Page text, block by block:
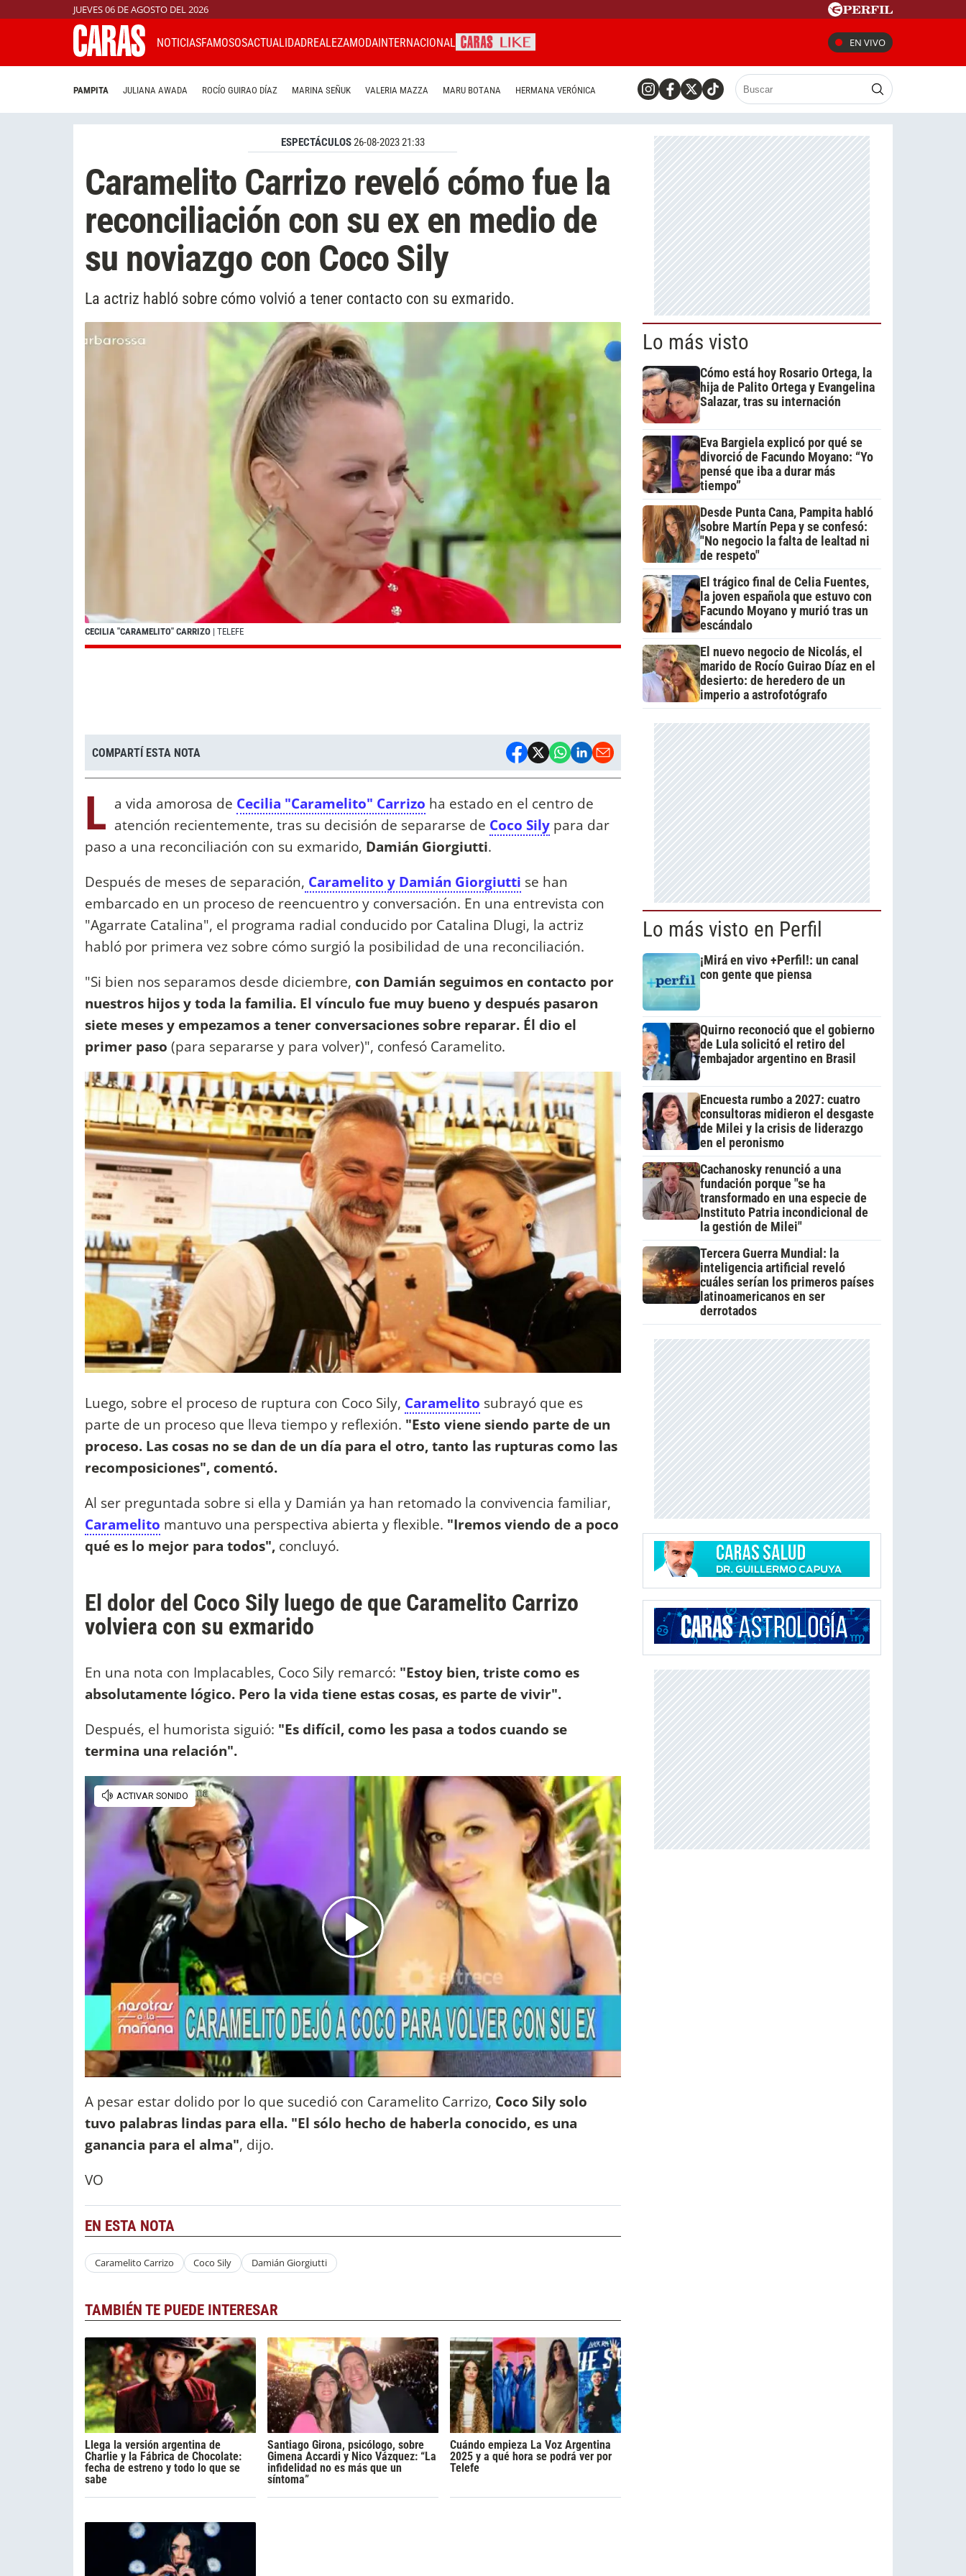
JUEVES 06 DE AGOSTO DEL 2026
NOTICIASFAMOSOSACTUALIDADREALEZAMODAINTERNACIONAL EN VIVO
PAMPITA JULIANA AWADA ROCÍO GUIRAO DÍAZ MARINA SEÑUK VALERIA MAZZA MARU BOTANA HERMANA VERÓNICA
ESPECTÁCULOS26-08-2023 21:33
Caramelito Carrizo reveló cómo fue la
reconciliación con su ex en medio de
su noviazgo con Coco Sily
La actriz habló sobre cómo volvió a tener contacto con su exmarido.
CECILIA "CARAMELITO" CARRIZO | TELEFE
COMPARTÍ ESTA NOTA
L a vida amorosa de Cecilia "Caramelito" Carrizo ha estado en el centro de
atención recientemente, tras su decisión de separarse de Coco Sily para dar
paso a una reconciliación con su exmarido, Damián Giorgiutti.
Después de meses de separación, Caramelito y Damián Giorgiutti se han
embarcado en un proceso de reencuentro y conversación. En una entrevista con
"Agarrate Catalina", el programa radial conducido por Catalina Dlugi, la actriz
habló por primera vez sobre cómo surgió la posibilidad de una reconciliación.
"Si bien nos separamos desde diciembre, con Damián seguimos en contacto por
nuestros hijos y toda la familia. El vínculo fue muy bueno y después pasaron
siete meses y empezamos a tener conversaciones sobre reparar. Él dio el
primer paso (para separarse y para volver)", confesó Caramelito.
Luego, sobre el proceso de ruptura con Coco Sily, Caramelito subrayó que es
parte de un proceso que lleva tiempo y reflexión. "Esto viene siendo parte de un
proceso. Las cosas no se dan de un día para el otro, tanto las rupturas como las
recomposiciones", comentó.
Al ser preguntada sobre si ella y Damián ya han retomado la convivencia familiar,
Caramelito mantuvo una perspectiva abierta y flexible. "Iremos viendo de a poco
qué es lo mejor para todos", concluyó.
El dolor del Coco Sily luego de que Caramelito Carrizo
volviera con su exmarido
En una nota con Implacables, Coco Sily remarcó: "Estoy bien, triste como es
absolutamente lógico. Pero la vida tiene estas cosas, es parte de vivir".
Después, el humorista siguió: "Es difícil, como les pasa a todos cuando se
termina una relación".
A pesar estar dolido por lo que sucedió con Caramelito Carrizo, Coco Sily solo
tuvo palabras lindas para ella. "El sólo hecho de haberla conocido, es una
ganancia para el alma", dijo.
VO
EN ESTA NOTA
Caramelito Carrizo Coco Sily Damián Giorgiutti
TAMBIÉN TE PUEDE INTERESAR
Llega la versión argentina de
Charlie y la Fábrica de Chocolate:
fecha de estreno y todo lo que se
sabe
Santiago Girona, psicólogo, sobre
Gimena Accardi y Nico Vázquez: “La
infidelidad no es más que un
síntoma”
Cuándo empieza La Voz Argentina
2025 y a qué hora se podrá ver por
Telefe
Lo más visto
Cómo está hoy Rosario Ortega, la
hija de Palito Ortega y Evangelina
Salazar, tras su internación
Eva Bargiela explicó por qué se
divorció de Facundo Moyano: “Yo
pensé que iba a durar más
tiempo”
Desde Punta Cana, Pampita habló
sobre Martín Pepa y se confesó:
"No negocio la falta de lealtad ni
de respeto"
El trágico final de Celia Fuentes,
la joven española que estuvo con
Facundo Moyano y murió tras un
escándalo
El nuevo negocio de Nicolás, el
marido de Rocío Guirao Díaz en el
desierto: de heredero de un
imperio a astrofotógrafo
Lo más visto en Perfil
¡Mirá en vivo +Perfil!: un canal
con gente que piensa
Quirno reconoció que el gobierno
de Lula solicitó el retiro del
embajador argentino en Brasil
Encuesta rumbo a 2027: cuatro
consultoras midieron el desgaste
de Milei y la crisis de liderazgo
en el peronismo
Cachanosky renunció a una
fundación porque "se ha
transformado en una especie de
Instituto Patria incondicional de
la gestión de Milei"
Tercera Guerra Mundial: la
inteligencia artificial reveló
cuáles serían los primeros países
latinoamericanos en ser
derrotados